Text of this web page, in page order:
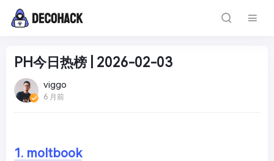
PH今日热榜 | 2026-02-03
viggo
6 月前
1. moltbook